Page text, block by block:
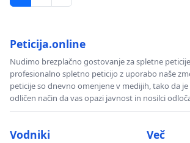
Peticija.online
Nudimo brezplačno gostovanje za spletne
profesionalno spletno peticijo z uporabo naše
peticije so dnevno omenjene v medijih, tako da
odličen način da vas opazi javnost in nosilci
Vodniki Več